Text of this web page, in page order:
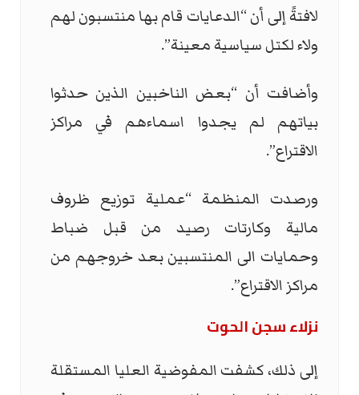
لافتةً إلى أن “الدعايات قام بها منتسبون لهم
ولاء لكتل سياسية معينة”.
وأضافت أن “بعض الناخبين الذين حدثوا
بياتهم لم يجدوا اسماءهم في مراكز
الاقتراع”.
ورصدت المنظمة “عملية توزيع ظروف
مالية وكارتات رصيد من قبل ضباط
وحمايات الى المنتسبين بعد خروجهم من
مراكز الاقتراع”.
نزلاء سجن الحوت
إلى ذلك، كشفت المفوضية العليا المستقلة